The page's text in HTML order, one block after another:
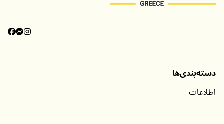
دسته‌بندی‌ها
اطلاعات